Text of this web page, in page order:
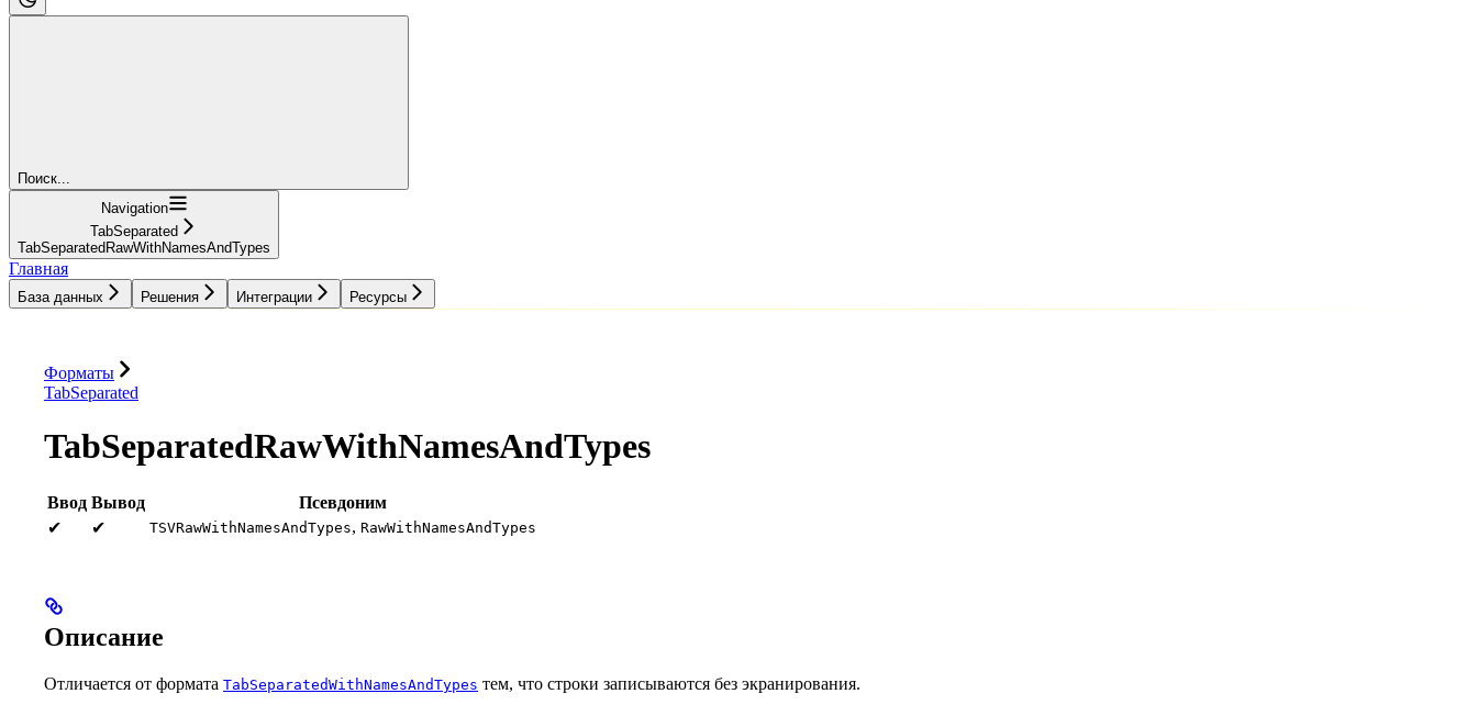
Поиск...
Navigation
TabSeparated
TabSeparatedRawWithNamesAndTypes
Главная
База данных Решения Интеграции Ресурсы
Форматы
TabSeparated
TabSeparatedRawWithNamesAndTypes
Ввод Вывод
Псевдоним
✔
✔ TSVRawWithNamesAndTypes, RawWithNamesAndTypes
Описание
Отличается от формата TabSeparatedWithNamesAndTypes тем, что строки записываются без экранирования.